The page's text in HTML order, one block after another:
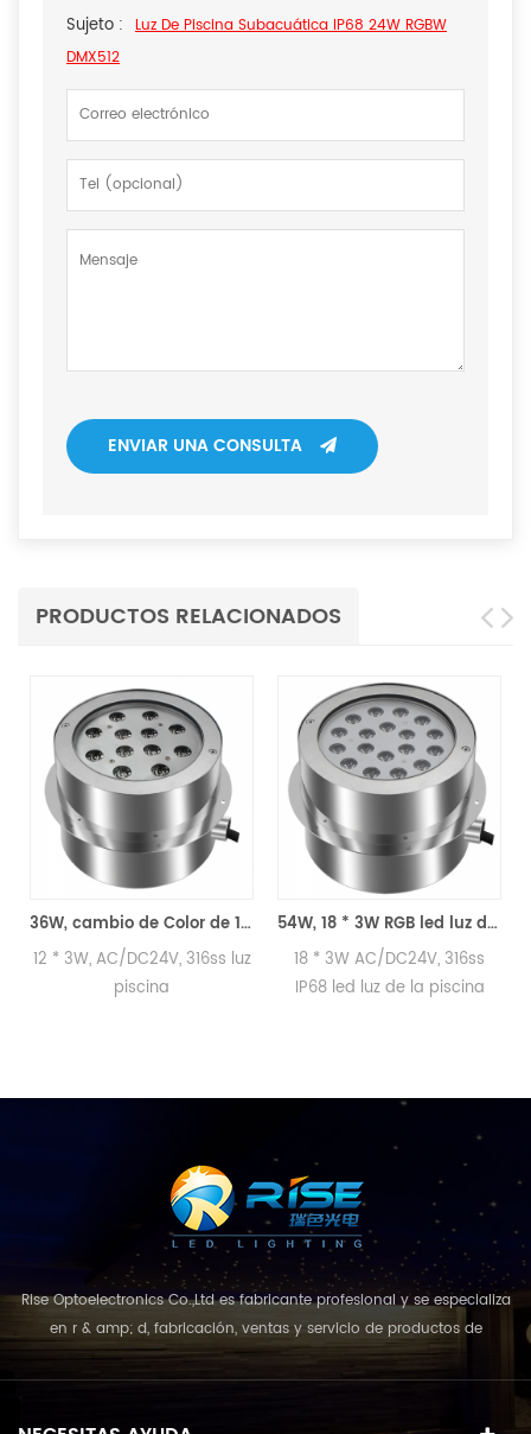
Sujeto : Luz De Piscina Subacuática IP68 24W RGBW
DMX512
ENVIAR UNA CONSULTA
PRODUCTOS RELACIONADOS
36W, cambio de Color de 12 * 3W led luz de la piscina
12 * 3W, AC/DC24V, 316ss luz
piscina
54W, 18 * 3W RGB led luz de la piscina bajo el agua
18 * 3W AC/DC24V, 316ss
IP68 led luz de la piscina
Rise Optoelectronics Co.,Ltd es fabricante profesional y se especializa
en r & amp; d, fabricación, ventas y servicio de productos de
iluminación led, con una amplia variedad de unidades de
iluminación para uso residencial, comercial y de paisaje. con el